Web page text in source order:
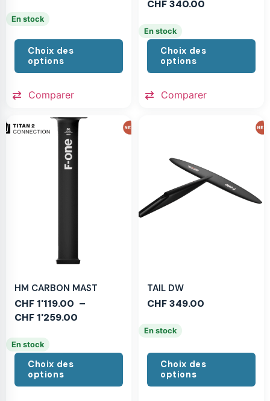
En stock
Choix des
options
Comparer
CHF340.00
En stock
Choix des
options
Comparer
HM CARBON MAST
CHF 1'119.00 –
CHF 1'259.00
En stock
Choix des
options
TAIL DW
CHF349.00
En stock
Choix des
options